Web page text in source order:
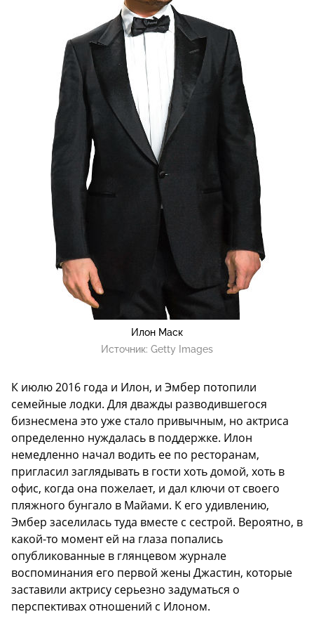
Илон Маск
Источник: Getty Images
К июлю 2016 года и Илон, и Эмбер потопили
семейные лодки. Для дважды разводившегося
бизнесмена это уже стало привычным, но актриса
определенно нуждалась в поддержке. Илон
немедленно начал водить ее по ресторанам,
пригласил заглядывать в гости хоть домой, хоть в
офис, когда она пожелает, и дал ключи от своего
пляжного бунгало в Майами. К его удивлению,
Эмбер заселилась туда вместе с сестрой. Вероятно, в
какой-то момент ей на глаза попались
опубликованные в глянцевом журнале
воспоминания его первой жены Джастин, которые
заставили актрису серьезно задуматься о
перспективах отношений с Илоном.